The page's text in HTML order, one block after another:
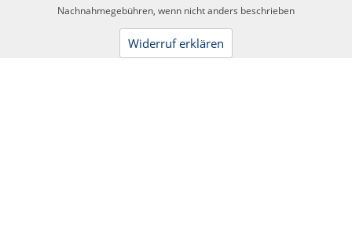
Nachnahmegebühren, wenn nicht anders beschrieben
Widerruf erklären